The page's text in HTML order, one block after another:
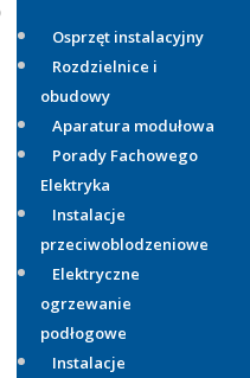
Osprzęt instalacyjny
Rozdzielnice i
obudowy
Aparatura modułowa
Porady Fachowego
Elektryka
Instalacje
przeciwoblodzeniowe
Elektryczne
ogrzewanie
podłogowe
Instalacje